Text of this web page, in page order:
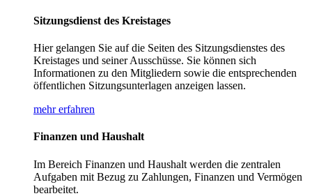
Sitzungsdienst des Kreistages
Hier gelangen Sie auf die Seiten des Sitzungsdienstes des
Kreistages und seiner Ausschüsse. Sie können sich
Informationen zu den Mitgliedern sowie die entsprechenden
öffentlichen Sitzungsunterlagen anzeigen lassen.
mehr erfahren
Finanzen und Haushalt
Im Bereich Finanzen und Haushalt werden die zentralen
Aufgaben mit Bezug zu Zahlungen, Finanzen und Vermögen
bearbeitet.